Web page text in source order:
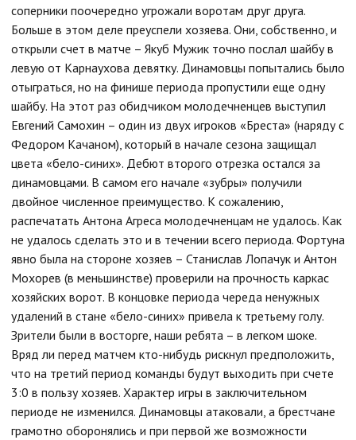
соперники поочередно угрожали воротам друг друга.
Больше в этом деле преуспели хозяева. Они, собственно, и
открыли счет в матче – Якуб Мужик точно послал шайбу в
левую от Карнаухова девятку. Динамовцы попытались было
отыграться, но на финише периода пропустили еще одну
шайбу. На этот раз обидчиком молодечненцев выступил
Евгений Самохин – один из двух игроков «Бреста» (наряду с
Федором Качаном), который в начале сезона защищал
цвета «бело-синих». Дебют второго отрезка остался за
динамовцами. В самом его начале «зубры» получили
двойное численное преимущество­. К сожалению,
распечатать Антона Агреса молодечненцам не удалось. Как
не удалось сделать это и в течении всего периода. Фортуна
явно была на стороне хозяев – Станислав Лопачук и Антон
Мохорев (в меньшинстве) проверили на прочность каркас
хозяйских ворот. В концовке периода череда ненужных
удалений в стане «бело-синих» привела к третьему голу.
Зрители были в восторге, наши ребята – в легком шоке.
Вряд ли перед матчем кто-нибудь рискнул предположить,
что на третий период команды будут выходить при счете
3:0 в пользу хозяев. Характер игры в заключительном
периоде не изменился. Динамовцы атаковали, а брестчане
грамотно оборонялись и при первой же возможности